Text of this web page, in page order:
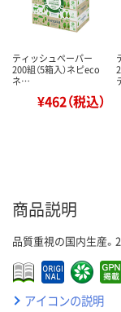
ティッシュペーパー
200組（5箱入）ネピeco
ネ…
¥462（税込）
商品説明
品質重視の国内生産。
アイコンの説明